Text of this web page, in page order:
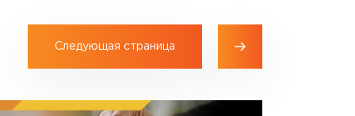
Следующая страница